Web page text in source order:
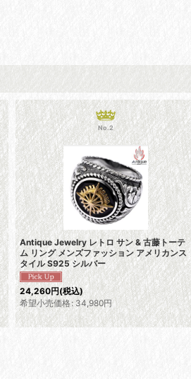
No.2
Antique Jewelry レトロ サン & 古藤トーテ
ム リング メンズファッション アメリカンス
タイル S925 シルバー
24,260円(税込)
希望小売価格: 34,980円